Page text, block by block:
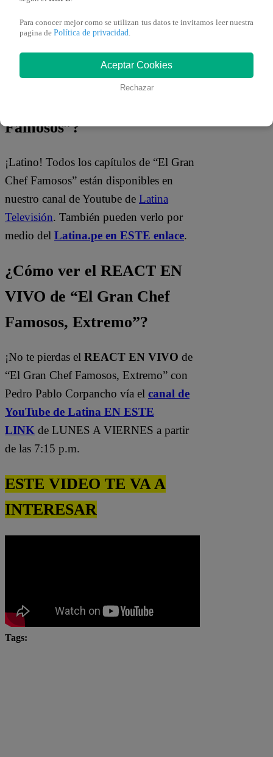
porque si no te sale mal la jugada”,
aconsejó el participante a todos los
chefcitos.
¿Dónde ver todos los
Famosos”?
¡Latino! Todos los capítulos de “El Gran
Chef Famosos” están disponibles en
nuestro canal de Youtube de Latina
Televisión. También pueden verlo por
medio del Latina.pe en ESTE enlace.
¿Cómo ver el REACT EN
VIVO de “El Gran Chef
Famosos, Extremo”?
¡No te pierdas el REACT EN VIVO de
“El Gran Chef Famosos, Extremo” con
Pedro Pablo Corpancho vía el canal de
YouTube de Latina EN ESTE
LINK de LUNES A VIERNES a partir
de las 7:15 p.m.
ESTE VIDEO TE VA A
INTERESAR
Tags:
Para conocer mejor como se utilizan tus datos te invitamos leer nuestra
pagina de Política de privacidad.
Aceptar Cookies
Rechazar